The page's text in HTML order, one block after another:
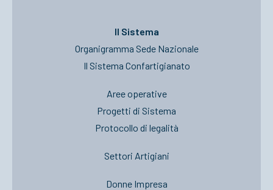
Il Sistema
Organigramma Sede Nazionale
Il Sistema Confartigianato
Aree operative
Progetti di Sistema
Protocollo di legalità
Settori Artigiani
Donne Impresa